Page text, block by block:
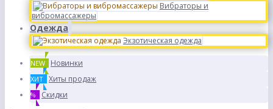
Вибраторы и
вибромассажеры
Одежда
Экзотическая одежда
NEW Новинки
ХИТ Хиты продаж
% Скидки